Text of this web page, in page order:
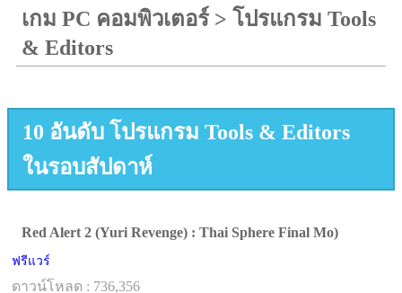
เกม PC คอมพิวเตอร์> โปรแกรม Tools
& Editors
10 อันดับ โปรแกรม Tools & Editors
ในรอบสัปดาห์
Red Alert 2 (Yuri Revenge) : Thai Sphere Final Mo)
ฟรีแวร์
ดาวน์โหลด : 736,356